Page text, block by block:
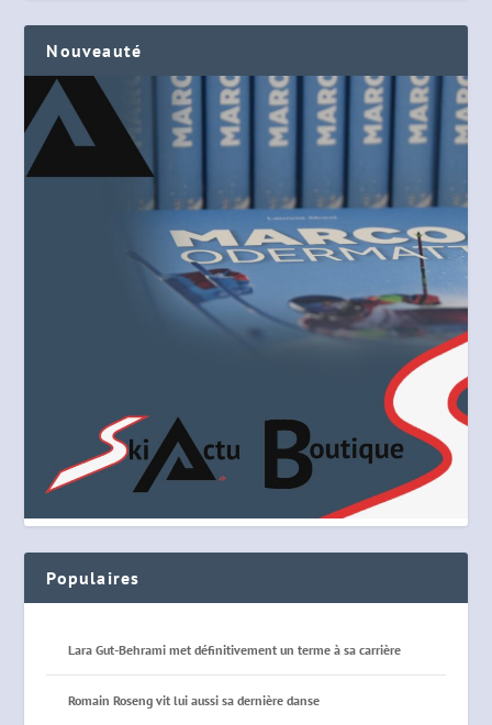
Nouveauté
Populaires
Lara Gut-Behrami met définitivement un terme à sa carrière
Romain Roseng vit lui aussi sa dernière danse